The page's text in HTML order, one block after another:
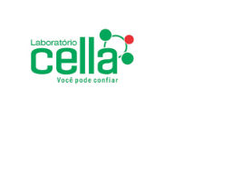
conteúdo